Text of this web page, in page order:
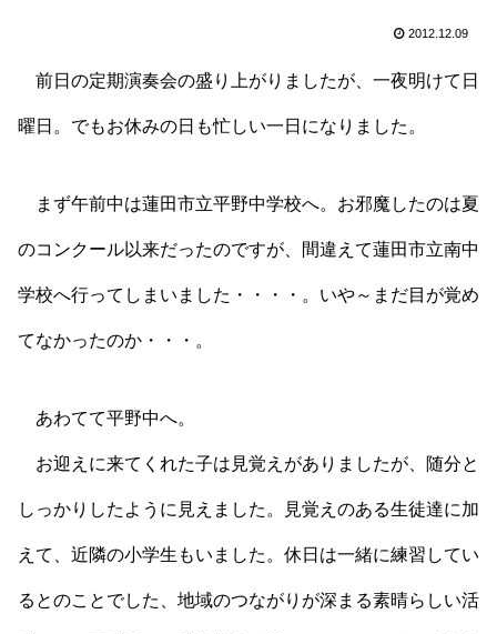
2012.12.09
前日の定期演奏会の盛り上がりましたが、一夜明けて日
曜日。でもお休みの日も忙しい一日になりました。
まず午前中は蓮田市立平野中学校へ。お邪魔したのは夏
のコンクール以来だったのですが、間違えて蓮田市立南中
学校へ行ってしまいました・・・・。いや～まだ目が覚め
てなかったのか・・・。
あわてて平野中へ。
お迎えに来てくれた子は見覚えがありましたが、随分と
しっかりしたように見えました。見覚えのある生徒達に加
えて、近隣の小学生もいました。休日は一緒に練習してい
るとのことでした、地域のつながりが深まる素晴らしい活